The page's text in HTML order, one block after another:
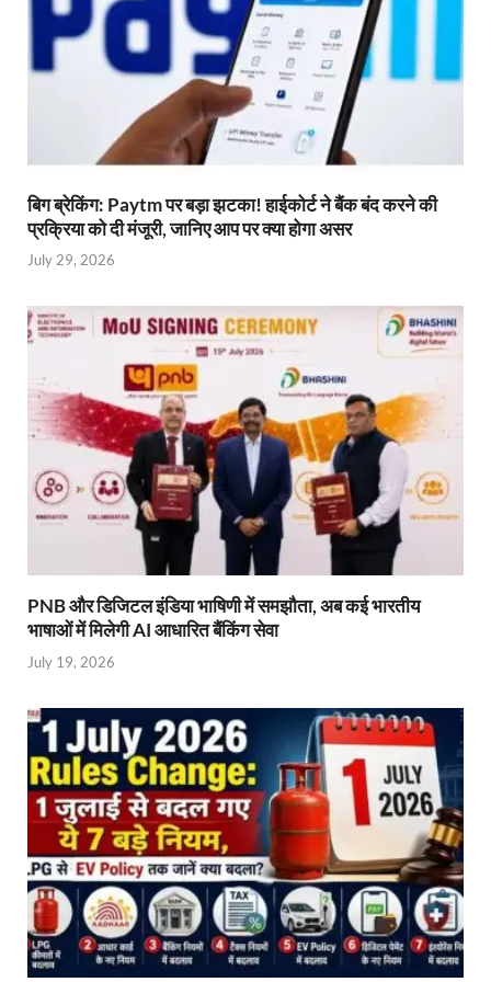
बिग ब्रेकिंग: Paytm पर बड़ा झटका! हाईकोर्ट ने बैंक बंद करने की
प्रक्रिया को दी मंजूरी, जानिए आप पर क्या होगा असर
July 29, 2026
PNB और डिजिटल इंडिया भाषिणी में समझौता, अब कई भारतीय
भाषाओं में मिलेगी AI आधारित बैंकिंग सेवा
July 19, 2026